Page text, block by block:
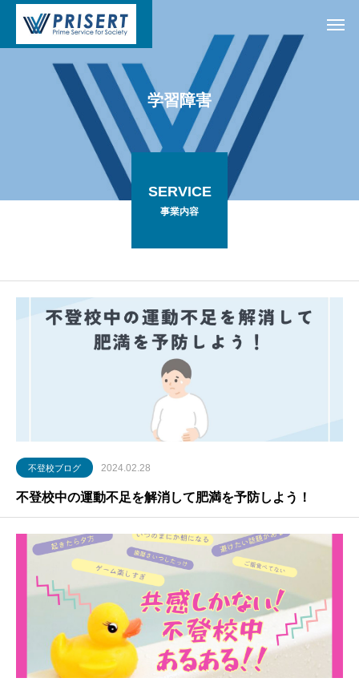
学習障害
SERVICE
事業内容
不登校ブログ 2024.02.28
不登校中の運動不足を解消して肥満を予防しよう！